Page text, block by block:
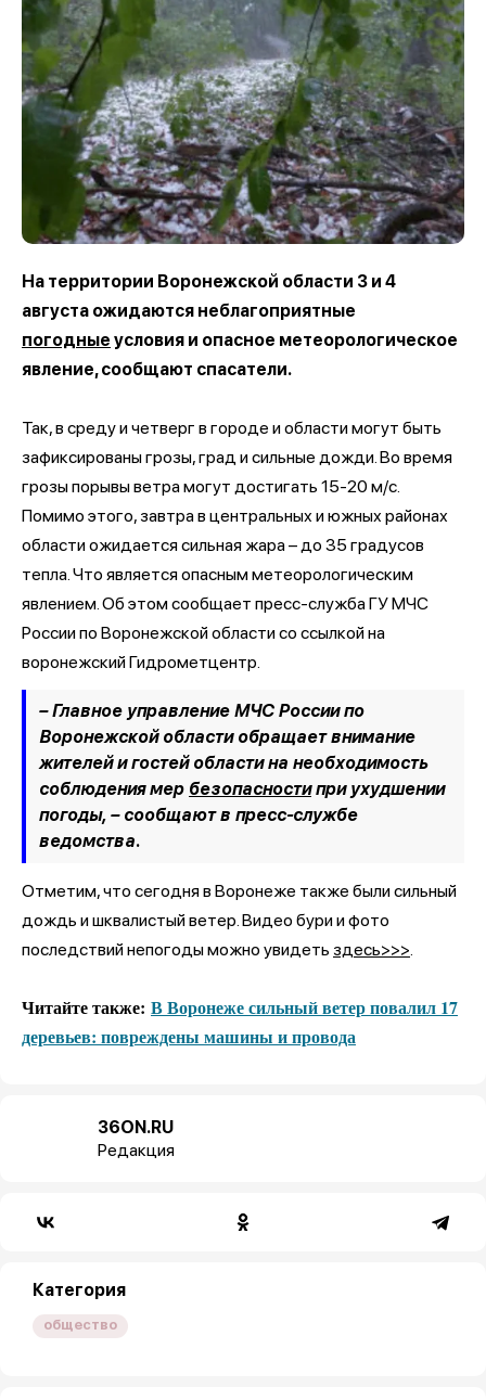
На территории Воронежской области 3 и 4
августа ожидаются неблагоприятные
погодные условия и опасное метеорологическое
явление, сообщают спасатели.
Так, в среду и четверг в городе и области могут быть
зафиксированы грозы, град и сильные дожди. Во время
грозы порывы ветра могут достигать 15-20 м/с.
Помимо этого, завтра в центральных и южных районах
области ожидается сильная жара – до 35 градусов
тепла. Что является опасным метеорологическим
явлением. Об этом сообщает пресс-служба ГУ МЧС
России по Воронежской области со ссылкой на
воронежский Гидрометцентр.
– Главное управление МЧС России по
Воронежской области обращает внимание
жителей и гостей области на необходимость
соблюдения мер безопасностипри ухудшении
погоды, – сообщают в пресс-службе
ведомства.
Отметим, что сегодня в Воронеже также были сильный
дождь и шквалистый ветер. Видео бури и фото
последствий непогоды можно увидеть здесь>>>.
Читайте также: В Воронеже сильный ветер повалил 17
деревьев: повреждены машины и провода
36ON.RU
Редакция
Категория
общество